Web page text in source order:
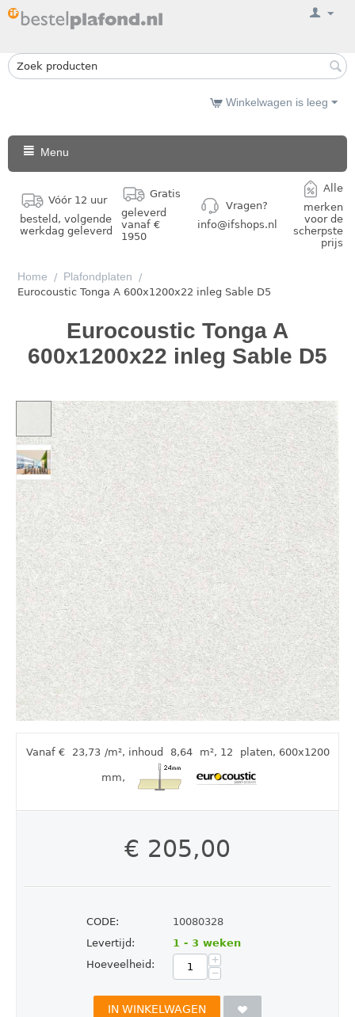
Winkelwagen is leeg
Menu
Vóór 12 uur
besteld, volgende
werkdag geleverd
Gratis
geleverd
vanaf €
1950
Vragen?
info@ifshops.nl
Alle
merken
voor de
scherpste
prijs
Home / Plafondplaten
/
Eurocoustic Tonga A 600x1200x22 inleg Sable D5
Eurocoustic Tonga A
600x1200x22 inleg Sable D5
Vanaf € 23,73 /m², inhoud 8,64 m², 12 platen, 600x1200
mm,
€ 205,00
CODE:
10080328
Levertijd:
1 - 3 weken
Hoeveelheid:
+
−
IN WINKELWAGEN